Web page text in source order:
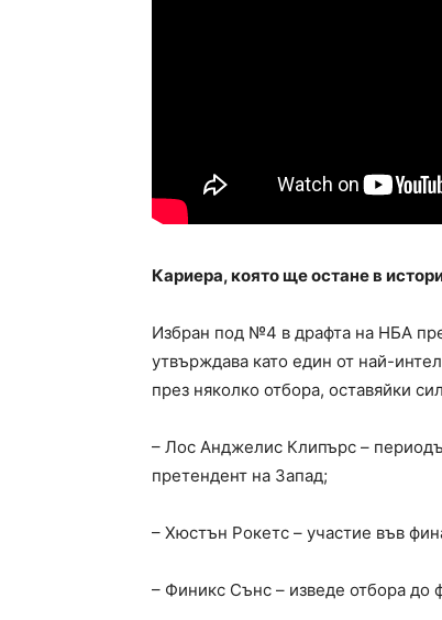
Кариера, която ще остане в
Избран под №4 в драфта на НБА
утвърждава като един от най-
през няколко отбора, оставяйки
– Лос Анджелис Клипърс –
претендент на Запад;
– Хюстън Рокетс – участие във
– Финикс Сънс – изведе отбора до